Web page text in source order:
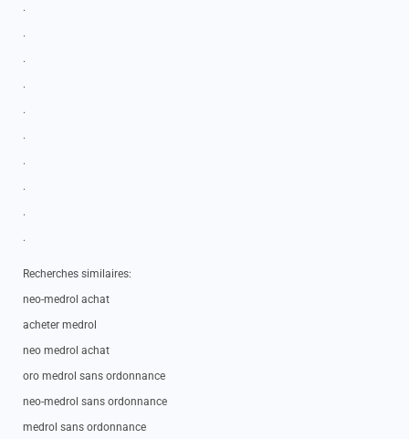
.
.
.
.
.
.
.
.
.
.
Recherches similaires:
neo-medrol achat
acheter medrol
neo medrol achat
oro medrol sans ordonnance
neo-medrol sans ordonnance
medrol sans ordonnance